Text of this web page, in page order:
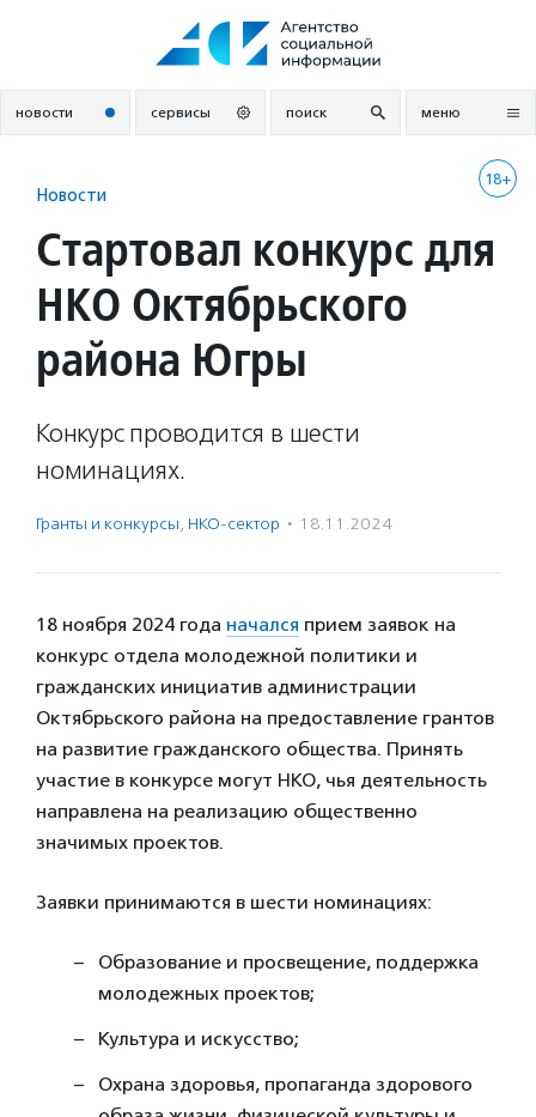
новости сервисы поиск меню
18+
Новости
Стартовал конкурс для
НКО Октябрьского
района Югры
Конкурс проводится в шести
номинациях.
Гранты и конкурсы, НКО-сектор · 18.11.2024
18 ноября 2024 года начался прием заявок на
конкурс отдела молодежной политики и
гражданских инициатив администрации
Октябрьского района на предоставление грантов
на развитие гражданского общества. Принять
участие в конкурсе могут НКО, чья деятельность
направлена на реализацию общественно
значимых проектов.
Заявки принимаются в шести номинациях:
Образование и просвещение, поддержка
молодежных проектов;
Культура и искусство;
Охрана здоровья, пропаганда здорового